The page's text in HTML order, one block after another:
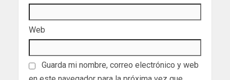
Web
Guarda mi nombre, correo electrónico y web